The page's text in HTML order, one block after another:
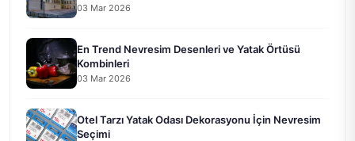
03 Mar 2026
En Trend Nevresim Desenleri ve Yatak Örtüsü
Kombinleri
03 Mar 2026
Otel Tarzı Yatak Odası Dekorasyonu İçin Nevresim
Seçimi